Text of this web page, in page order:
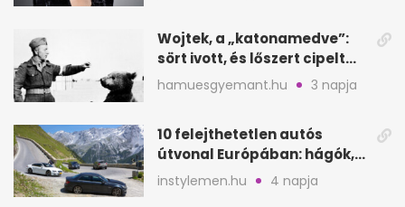
Wojtek, a „katonamedve”:
sört ivott, és lőszert cipelt
Monte Cassinónál
hamuesgyemant.hu 3 napja
10 felejthetetlen autós
útvonal Európában: hágók,
partok, fjordok
instylemen.hu 4 napja